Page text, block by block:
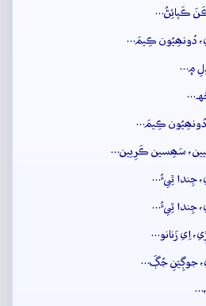
ڪَپائِڻُ…
دُونھِيُون ڪِيمَ…
۾…
دُونھِيُون ڪِيمَ…
سَھِسين ڪَرِيين…
جِندا ٿِيءُ…
جِندا ٿِيءُ…
اِي زَنانو…
جوڳِيَنِ جُڳَ…